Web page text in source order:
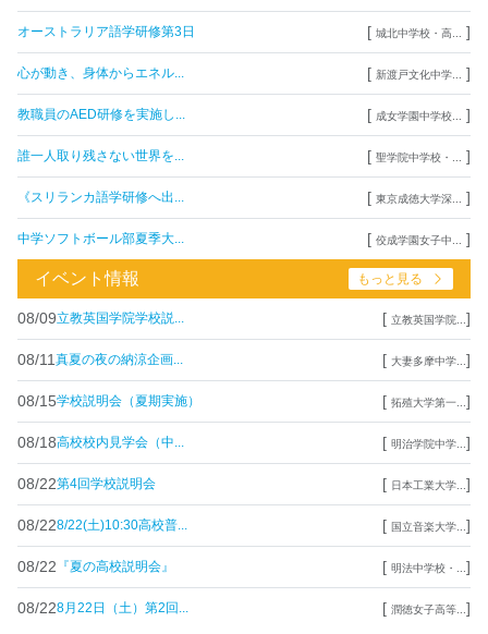
オーストラリア語学研修第3日 [ 城北中学校・高... ]
心が動き、身体からエネル... [ 新渡戸文化中学... ]
教職員のAED研修を実施し... [ 成女学園中学校... ]
誰一人取り残さない世界を... [ 聖学院中学校・... ]
《スリランカ語学研修へ出... [ 東京成徳大学深... ]
中学ソフトボール部夏季大... [ 佼成学園女子中... ]
イベント情報 もっと見る
08/09立教英国学院学校説... [ 立教英国学院... ]
08/11 真夏の夜の納涼企画... [ 大妻多摩中学... ]
08/15学校説明会（夏期実施） [ 拓殖大学第一... ]
08/18高校校内見学会（中... [ 明治学院中学... ]
08/22第4回学校説明会 [ 日本工業大学... ]
08/228/22(土)10:30高校普... [ 国立音楽大学... ]
08/22 『夏の高校説明会』 [ 明法中学校・... ]
08/228月22日（土）第2回... [ 潤徳女子高等... ]